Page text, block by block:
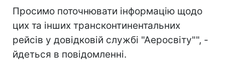
Просимо поточнювати інформацію щодо
цих та інших трансконтинентальних
рейсів у довідковій службі "Аеросвіту"", -
йдеться в повідомленні.